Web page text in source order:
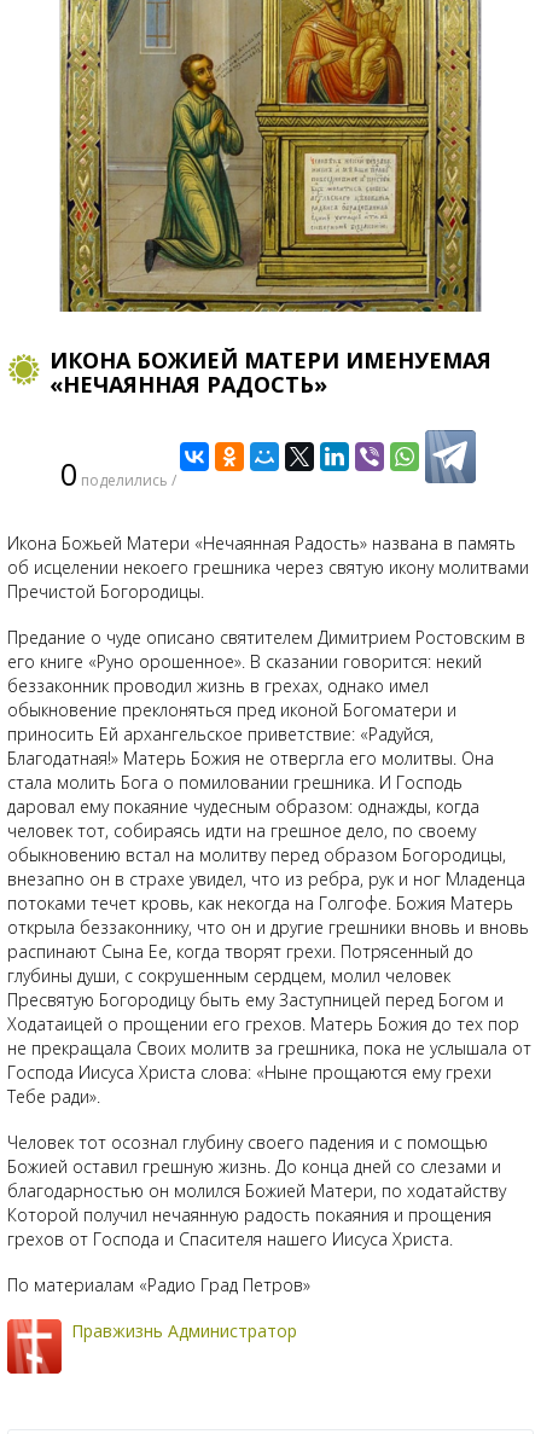
ИКОНА БОЖИЕЙ МАТЕРИ ИМЕНУЕМАЯ
«НЕЧАЯННАЯ РАДОСТЬ»
0 поделились /
Икона Божьей Матери «Нечаянная Радость» названа в память
об исцелении некоего грешника через святую икону молитвами
Пречистой Богородицы.
Предание о чуде описано святителем Димитрием Ростовским в
его книге «Руно орошенное». В сказании говорится: некий
беззаконник проводил жизнь в грехах, однако имел
обыкновение преклоняться пред иконой Богоматери и
приносить Ей архангельское приветствие: «Радуйся,
Благодатная!» Матерь Божия не отвергла его молитвы. Она
стала молить Бога о помиловании грешника. И Господь
даровал ему покаяние чудесным образом: однажды, когда
человек тот, собираясь идти на грешное дело, по своему
обыкновению встал на молитву перед образом Богородицы,
внезапно он в страхе увидел, что из ребра, рук и ног Младенца
потоками течет кровь, как некогда на Голгофе. Божия Матерь
открыла беззаконнику, что он и другие грешники вновь и вновь
распинают Сына Ее, когда творят грехи. Потрясенный до
глубины души, с сокрушенным сердцем, молил человек
Пресвятую Богородицу быть ему Заступницей перед Богом и
Ходатаицей о прощении его грехов. Матерь Божия до тех пор
не прекращала Своих молитв за грешника, пока не услышала от
Господа Иисуса Христа слова: «Ныне прощаются ему грехи
Тебе ради».
Человек тот осознал глубину своего падения и с помощью
Божией оставил грешную жизнь. До конца дней со слезами и
благодарностью он молился Божией Матери, по ходатайству
Которой получил нечаянную радость покаяния и прощения
грехов от Господа и Спасителя нашего Иисуса Христа.
По материалам «Радио Град Петров»
Правжизнь Администратор